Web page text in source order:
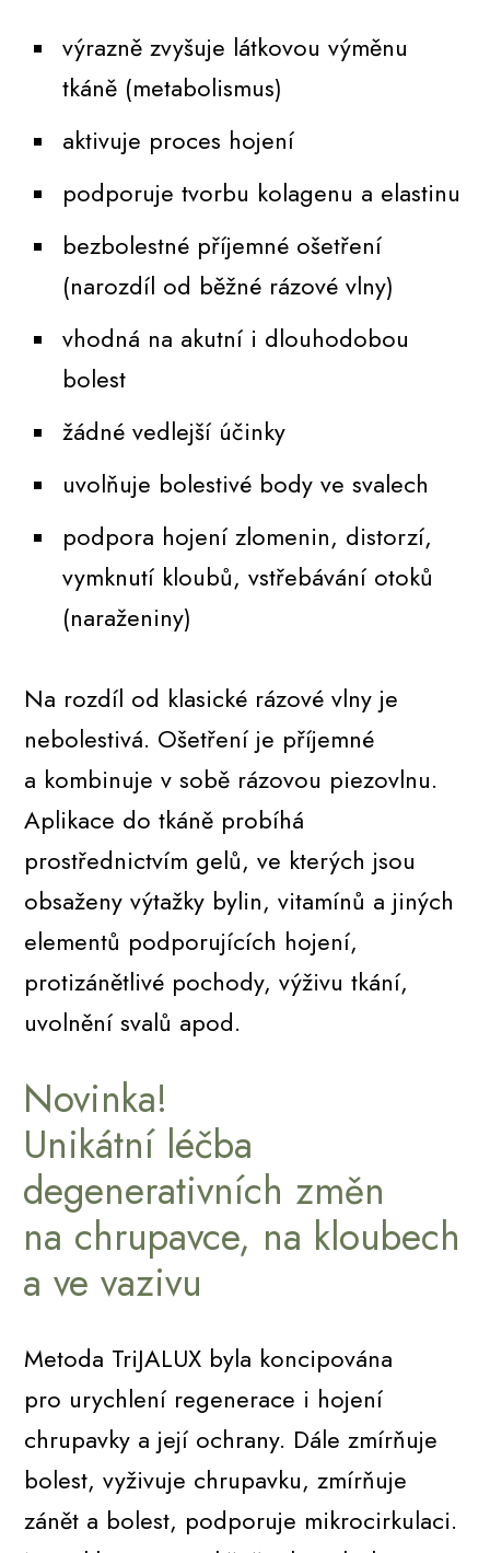
výrazně zvyšuje látkovou výměnu
tkáně (metabolismus)
aktivuje proces hojení
podporuje tvorbu kolagenu a elastinu
bezbolestné příjemné ošetření
(narozdíl od běžné rázové vlny)
vhodná na akutní i dlouhodobou
bolest
žádné vedlejší účinky
uvolňuje bolestivé body ve svalech
podpora hojení zlomenin, distorzí,
vymknutí kloubů, vstřebávání otoků
(naraženiny)
Na rozdíl od klasické rázové vlny je
nebolestivá. Ošetření je příjemné
a kombinuje v sobě rázovou piezovlnu.
Aplikace do tkáně probíhá
prostřednictvím gelů, ve kterých jsou
obsaženy výtažky bylin, vitamínů a jiných
elementů podporujících hojení,
protizánětlivé pochody, výživu tkání,
uvolnění svalů apod.
Novinka!
Unikátní léčba
degenerativních změn
na chrupavce, na kloubech
a ve vazivu
Metoda TriJALUX byla koncipována
pro urychlení regenerace i hojení
chrupavky a její ochrany. Dále zmírňuje
bolest, vyživuje chrupavku, zmírňuje
zánět a bolest, podporuje mikrocirkulaci.